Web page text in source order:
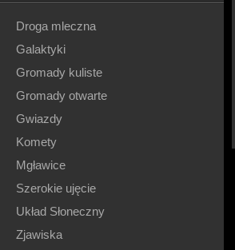
Droga mleczna
Galaktyki
Gromady kuliste
Gromady otwarte
Gwiazdy
Komety
Mgławice
Szerokie ujęcie
Układ Słoneczny
Zjawiska